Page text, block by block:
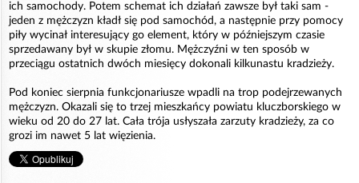
ich samochody. Potem schemat ich działań zawsze był taki sam -
jeden z mężczyzn kładł się pod samochód, a następnie przy pomocy
piły wycinał interesujący go element, który w późniejszym czasie
sprzedawany był w skupie złomu. Mężczyźni w ten sposób w
przeciągu ostatnich dwóch miesięcy dokonali kilkunastu kradzieży.
Pod koniec sierpnia funkcjonariusze wpadli na trop podejrzewanych
mężczyzn. Okazali się to trzej mieszkańcy powiatu kluczborskiego w
wieku od 20 do 27 lat. Cała trója usłyszała zarzuty kradzieży, za co
grozi im nawet 5 lat więzienia.